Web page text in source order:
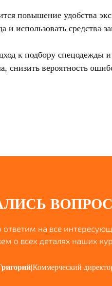
повышение удобства
и использовать средства
к подбору спецодежды
снизить вероятность
на все
о всех деталях наших
|Коммерческий